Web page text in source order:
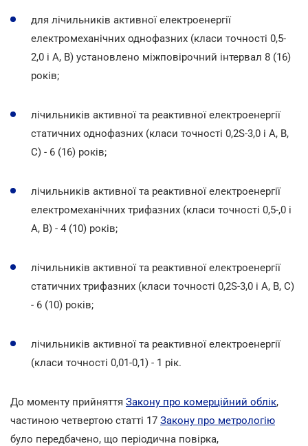
для лічильників активної електроенергії
електромеханічних однофазних (класи точності 0,5-
2,0 і А, В) установлено міжповірочний інтервал 8 (16)
років;
лічильників активної та реактивної електроенергії
статичних однофазних (класи точності 0,2S-3,0 і А, В,
С) - 6 (16) років;
лічильників активної та реактивної електроенергії
електромеханічних трифазних (класи точності 0,5-,0 і
А, В) - 4 (10) років;
лічильників активної та реактивної електроенергії
статичних трифазних (класи точності 0,2S-3,0 і А, В, С)
- 6 (10) років;
лічильників активної та реактивної електроенергії
(класи точності 0,01-0,1) - 1 рік.
До моменту прийняття Закону про комерційний облік,
частиною четвертою статті 17 Закону про метрологію
було передбачено, що періодична повірка,